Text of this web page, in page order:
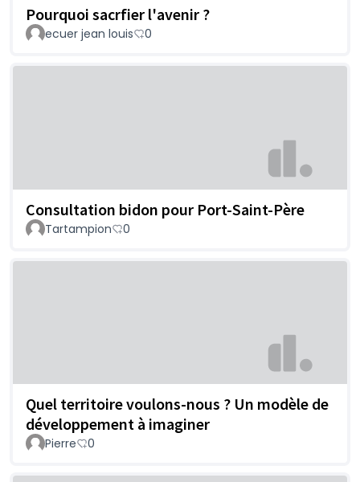
Pourquoi sacrfier l'avenir ?
ecuer jean louis 0
Consultation bidon pour Port-Saint-Père
Tartampion 0
Quel territoire voulons-nous ? Un modèle de
développement à imaginer
Pierre 0